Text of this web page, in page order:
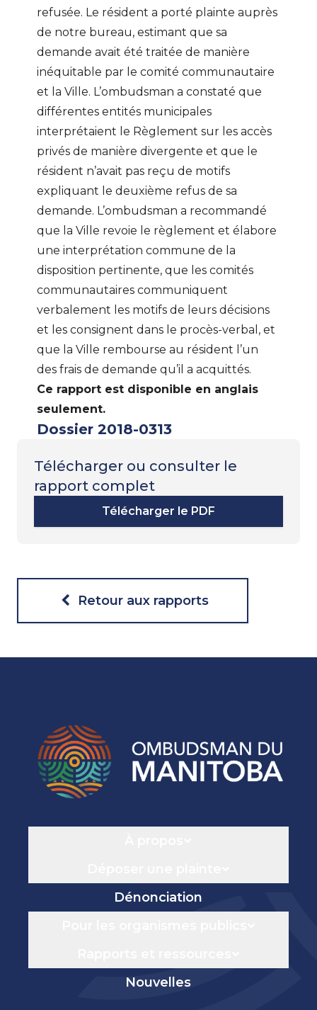
refusée. Le résident a porté plainte auprès
de notre bureau, estimant que sa
demande avait été traitée de manière
inéquitable par le comité communautaire
et la Ville. L’ombudsman a constaté que
différentes entités municipales
interprétaient le Règlement sur les accès
privés de manière divergente et que le
résident n’avait pas reçu de motifs
expliquant le deuxième refus de sa
demande. L’ombudsman a recommandé
que la Ville revoie le règlement et élabore
une interprétation commune de la
disposition pertinente, que les comités
communautaires communiquent
verbalement les motifs de leurs décisions
et les consignent dans le procès-verbal, et
que la Ville rembourse au résident l’un
des frais de demande qu’il a acquittés.
Ce rapport est disponible en anglais
seulement.
Dossier 2018-0313
Télécharger ou consulter le
rapport complet
Télécharger le PDF
Retour aux rapports
Dénonciation
Nouvelles